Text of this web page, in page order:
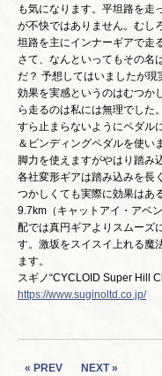
も気になります。平坦路を走
が不快ではありません。むし
坦路を主にインナーギアで走
さて、なんといってもその名
だ？ 予想してはいましたが
効果を実感というのはむつか
ら走るのは私には無理でした
すら止まらないようにペダル
＆ビンディングペダルを使い
脚力を使えますがやはり踏み
各社変形ギアは踏み込みを長
つかしくても実際に効果はあ
9.7km（キャットアイ・アベ
配では真円ギアよりスムーズ
す。激坂をスイスイ上れる魔
ます。
スギノ“CYCLOID Super
https://www.suginoltd.co.jp/
« PREV
NEXT »